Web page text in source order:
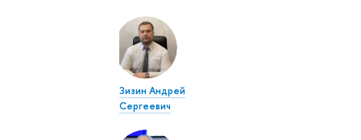
Зизин Андрей
Сергеевич